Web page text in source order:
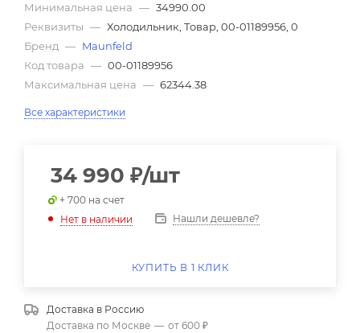
Минимальная цена — 34990.00
Реквизиты — Холодильник, Товар, 00-01189956, 0
Бренд — Maunfeld
Код товара — 00-01189956
Максимальная цена — 62344.38
Все характеристики
34 990 ₽/шт
+ 700 на счет
Нет в наличии
Нашли дешевле?
КУПИТЬ В 1 КЛИК
Доставка в Россию
Доставка по Москве — от 600 ₽